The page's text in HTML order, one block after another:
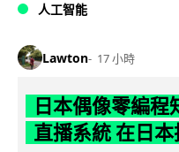
人工智能
Lawton 17 小時
日本偶像零編程
直播系統 在日